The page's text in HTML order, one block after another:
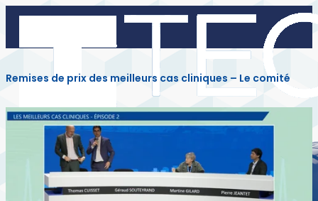
Remises de prix des meilleurs cas cliniques – Le comité